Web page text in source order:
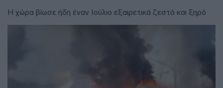
Η χώρα βίωσε ήδη έναν Ιούλιο εξαιρετικά ζεστό και ξηρό